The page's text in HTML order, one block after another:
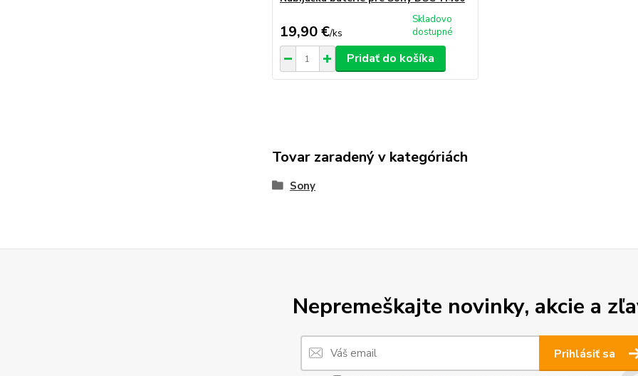
19,90 €/ks
Skladovo
dostupné
Pridať do košíka
Tovar zaradený v kategóriách
Sony
Nepremeškajte novinky, akcie a
Prihlásiť sa